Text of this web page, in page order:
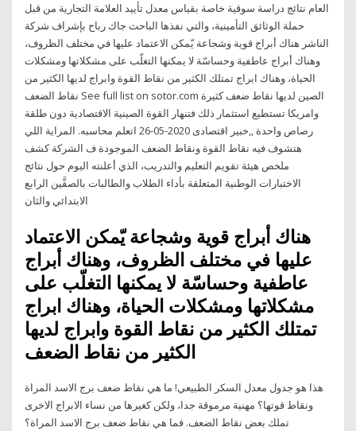
العام نتائج دراسة سوقية خاصة بقياس معدل تأييد العلامة التجارية من قبل
حملة الوثائق التأمينية، والتي نفذها الباحث جاك رباح بإشراف شركة
الناشر هناك أبراج قوية وشجاعة يّمكن الاعتماد عليها في مختلف الظروف،
وهناك أبراج عاطفية وحساسّة لا يمكنها التغلّب على مشكلاتها ومشكلات
الحياة، وهناك ابراج تمتلك الكثير من نقاط القوة وابراج لديها الكثير من
نقاط الضعف See full list on sotor.com الصين لديها نقاط ضعف كثيرة
وامريكا تستطيع استثمار ذلك فتنهار القوة الصينية الاقتصادية دون طلقة
رصاص واحدة ,,خبير اقتصادى 2020-05-26 اتعلم محاسبه. المراية اللي
هتشوف فيه نقاط القوة ونقاط الضعف الموجودة ف الشركة كشف
ملخص هيئة تقويم التعليم والتدريب، الذي أعلنته اليوم حول نتائج
الاختبارات الوطنية المتعلقة بأداء الطلاب والطالبات بالصفَّين الرابع
الابتدائي والثان
هناك أبراج قوية وشجاعة يّمكن الاعتماد
عليها في مختلف الظروف، وهناك أبراج
عاطفية وحساسّة لا يمكنها التغلّب على
مشكلاتها ومشكلات الحياة، وهناك ابراج
تمتلك الكثير من نقاط القوة وابراج لديها
الكثير من نقاط الضعف
هذا هو جدول معدل السكر الطبيعي! ما هي نقاط ضعف برج الاسد المراة
ونقاط قوتها؟ مهنية مرموقة جدا، ولكن كغيرها من نساء الابراج الاخرى
تملك بعض نقاط الضعف. فما هي نقاط ضعف برج الاسد المراة؟